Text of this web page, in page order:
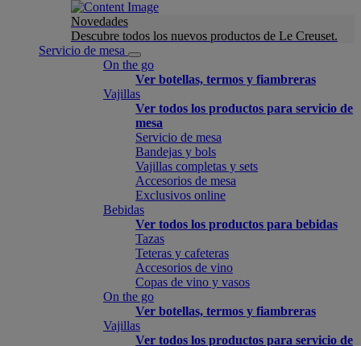
Novedades
Descubre todos los nuevos productos de Le Creuset.
Servicio de mesa
On the go
Ver botellas, termos y fiambreras
Vajillas
Ver todos los productos para servicio de
mesa
Servicio de mesa
Bandejas y bols
Vajillas completas y sets
Accesorios de mesa
Exclusivos online
Bebidas
Ver todos los productos para bebidas
Tazas
Teteras y cafeteras
Accesorios de vino
Copas de vino y vasos
On the go
Ver botellas, termos y fiambreras
Vajillas
Ver todos los productos para servicio de